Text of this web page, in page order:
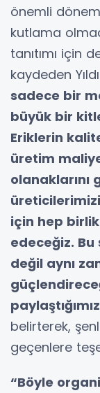
önemli
kutlama
tanıtımı için
kaydeden
sadece bir
büyük bir
Eriklerin
üretim
olanaklarını
için hep
edeceğiz.
değil aynı
belirterek,
geçenlere
“Böyle